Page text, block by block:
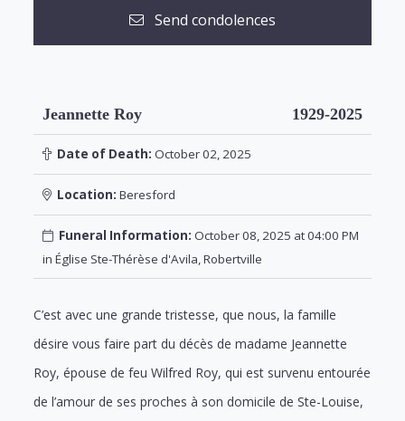
Send condolences
Jeannette Roy 1929-2025
Date of Death: October 02, 2025
Location: Beresford
Funeral Information: October 08, 2025 at 04:00 PM
in Église Ste-Thérèse d'Avila, Robertville
C’est avec une grande tristesse, que nous, la famille
désire vous faire part du décès de madame Jeannette
Roy, épouse de feu Wilfred Roy, qui est survenu entourée
de l’amour de ses proches à son domicile de Ste-Louise,